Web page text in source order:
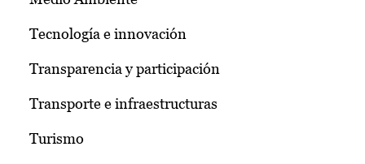
Tecnología e innovación
Transparencia y participación
Transporte e infraestructuras
Turismo